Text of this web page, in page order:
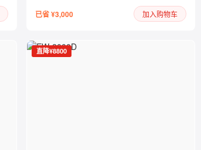
已省 ¥3,000 加入购物车
直降¥8800